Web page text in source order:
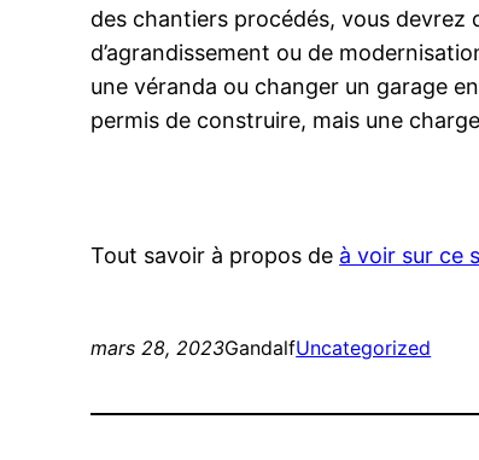
des chantiers procédés, vous devrez
d’agrandissement ou de
une véranda ou changer un garage
permis de construire, mais une
Tout savoir à propos de à voir sur ce
mars 28, 2023GandalfUncategorized